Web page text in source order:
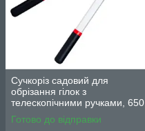
Сучкоріз садовий для
обрізання гілок з
телескопічними ручками, 650
- 980 мм INTERTOOL FT-
1115
Готово до відправки